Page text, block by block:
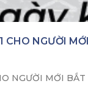
CHO NGƯỜI
NGƯỜI MỚI